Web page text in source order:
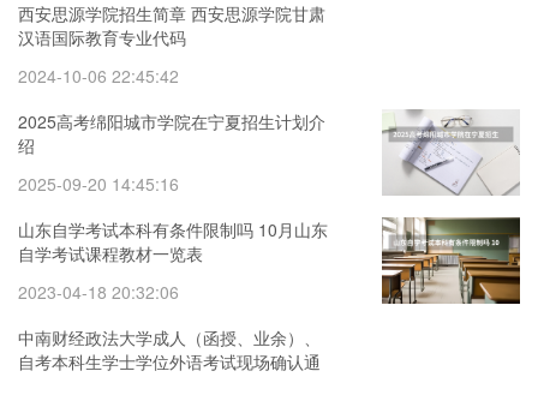
西安思源学院招生简章 西安思源学院甘肃
汉语国际教育专业代码
2024-10-06 22:45:42
2025高考绵阳城市学院在宁夏招生计划介
绍
2025-09-20 14:45:16
山东自学考试本科有条件限制吗 10月山东
自学考试课程教材一览表
2023-04-18 20:32:06
中南财经政法大学成人（函授、业余）、
自考本科生学士学位外语考试现场确认通